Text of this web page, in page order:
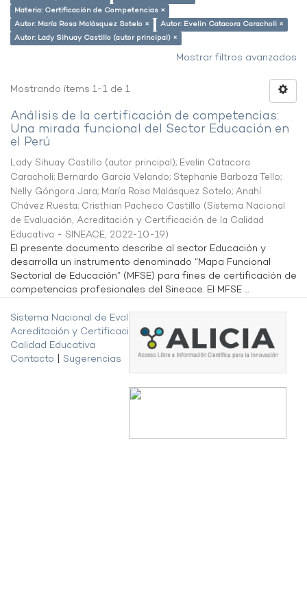
Materia: Certificación de Competencias ×
Autor: María Rosa Malásquez Sotelo ×
Autor: Evelin Catacora Caracholi ×
Autor: Lady Sihuay Castillo (autor principal) ×
Mostrar filtros avanzados
Mostrando ítems 1-1 de 1
Análisis de la certificación de competencias:
Una mirada funcional del Sector Educación en
el Perú
Lady Sihuay Castillo (autor principal); Evelin Catacora
Caracholi; Bernardo García Velando; Stephanie Barboza Tello;
Nelly Góngora Jara; María Rosa Malásquez Sotelo; Anahí
Chávez Ruesta; Cristhian Pacheco Castillo (Sistema Nacional
de Evaluación, Acreditación y Certificación de la Calidad
Educativa - SINEACE, 2022-10-19)
El presente documento describe al sector Educación y
desarrolla un instrumento denominado “Mapa Funcional
Sectorial de Educación” (MFSE) para fines de certificación de
competencias profesionales del Sineace. El MFSE ...
Sistema Nacional de Evaluación,
Acreditación y Certificación de la
Calidad Educativa
Contacto
Sugerencias